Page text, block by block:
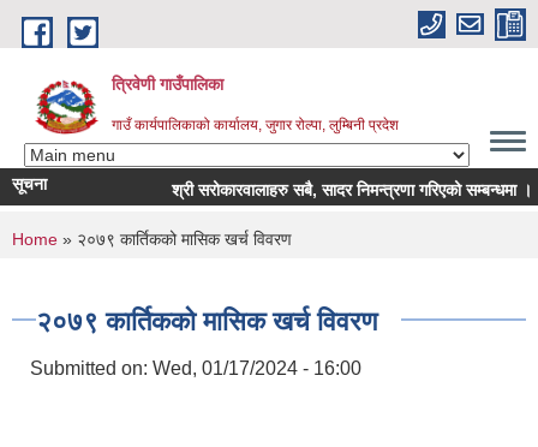
Skip to main content
त्रिवेणी गाउँपालिका
गाउँ कार्यपालिकाको कार्यालय, जुगार रोल्पा, लुम्बिनी प्रदेश
सूचना श्री सरोकारवालाहरु सबै, सादर निमन्त्रणा गरिएको सम्बन्धमा ।
You are here
Home » २०७९ कार्तिकको मासिक खर्च विवरण
२०७९ कार्तिकको मासिक खर्च विवरण
Submitted on: Wed, 01/17/2024 - 16:00